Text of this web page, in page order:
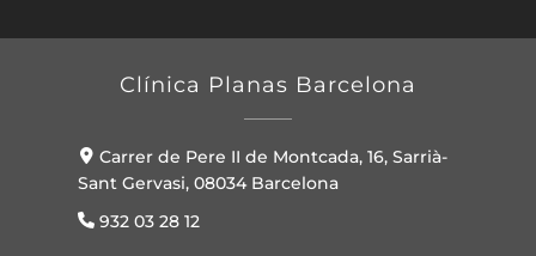
Clínica Planas Barcelona
Carrer de Pere II de Montcada, 16, Sarrià-
Sant Gervasi, 08034 Barcelona
932 03 28 12